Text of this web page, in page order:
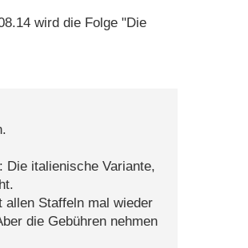
wird die Folge "Die
Die italienische Variante,
allen Staffeln mal wieder
die Gebühren nehmen